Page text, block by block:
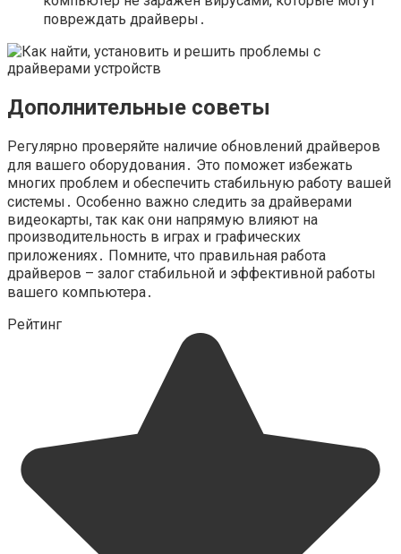
повреждать драйверы․
Дополнительные советы
Регулярно проверяйте наличие обновлений драйверов
для вашего оборудования․ Это поможет избежать
многих проблем и обеспечить стабильную работу вашей
системы․ Особенно важно следить за драйверами
видеокарты, так как они напрямую влияют на
производительность в играх и графических
приложениях․ Помните, что правильная работа
драйверов – залог стабильной и эффективной работы
вашего компьютера․
Рейтинг